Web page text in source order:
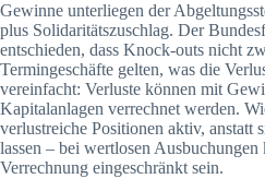
Gewinne unterliegen der
plus Solidaritätszuschlag. Der
entschieden, dass Knock-outs nicht
Termingeschäfte gelten, was die
vereinfacht: Verluste können mit
Kapitalanlagen verrechnet werden.
verlustreiche Positionen aktiv, anstatt
lassen – bei wertlosen Ausbuchungen
Verrechnung eingeschränkt sein.